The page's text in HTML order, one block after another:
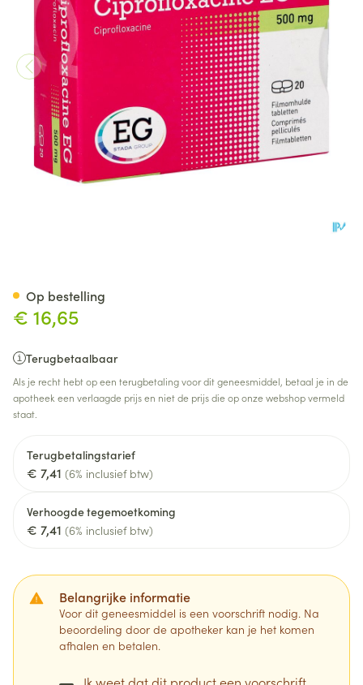
€ 16,65
Terugbetaalbaar
Als je recht hebt op een terugbetaling voor dit geneesmiddel, betaal je in de
apotheek een verlaagde prijs en niet de prijs die op onze webshop vermeld
staat.
Terugbetalingstarief
€ 7,41 (6% inclusief btw)
Verhoogde tegemoetkoming
€ 7,41 (6% inclusief btw)
Belangrijke informatie
Voor dit geneesmiddel is een voorschrift nodig. Na
beoordeling door de apotheker kan je het komen
afhalen en betalen.
Op bestelling